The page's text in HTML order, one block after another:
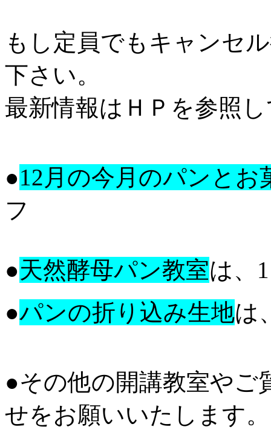
もし定員でもキャンセ
下さい。
最新情報はＨＰを参照
●12月の今月のパンとお
フ
●天然酵母パン教室は、
●パンの折り込み生地は
●その他の開講教室やご
せをお願いいたします。